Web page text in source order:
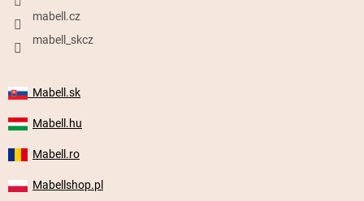
mabell.cz
mabell_skcz
Mabell.sk
Mabell.hu
Mabell.ro
Mabellshop.pl